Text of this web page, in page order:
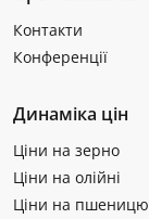
Контакти
Конференції
Динаміка цін
Ціни на зерно
Ціни на олійні
Ціни на пшеницю